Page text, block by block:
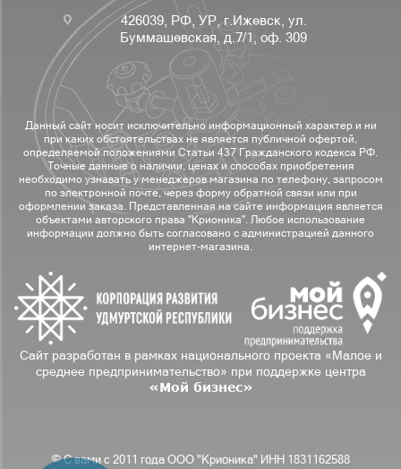
426039, РФ, УР, г.Ижевск, ул.
Буммашевская, д.7/1, оф. 309
Данный сайт носит исключительно информационный характер и ни
при каких обстоятельствах не является публичной офертой,
определяемой положениями Статьи 437 Гражданского кодекса РФ.
Точные данные о наличии, ценах и способах приобретения
необходимо узнавать у менеджеров магазина по телефону, запросом
по электронной почте, через форму обратной связи или при
оформлении заказа. Представленная на сайте информация является
объектами авторского права "Крионика". Любое использование
информации должно быть согласовано с администрацией данного
интернет-магазина.
Сайт разработан в рамках национального проекта «Малое и
среднее предпринимательство» при поддержке центра
«Мой бизнес»
© С вами с 2011 года ООО "Крионика" ИНН 1831162588